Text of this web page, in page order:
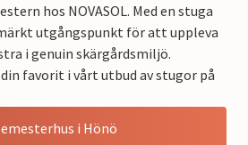
hos NOVASOL. Med en stuga
utgångspunkt för att uppleva
i genuin skärgårdsmiljö.
favorit i vårt utbud av stugor på
i Hönö